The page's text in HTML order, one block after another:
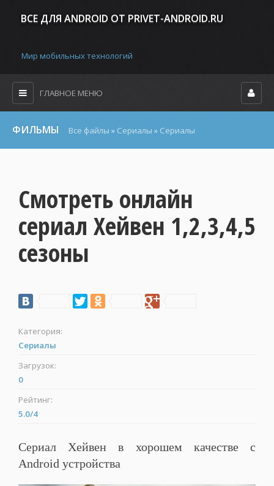
ВСЕ ДЛЯ ANDROID ОТ PRIVET-ANDROID.RU
Мир мобильных технологий
ГЛАВНОЕ МЕНЮ
ФИЛЬМЫ Все файлы » Сериалы » Сериалы
Смотреть онлайн
сериал Хейвен 1,2,3,4,5
сезоны
Категория:
Сериалы
Загрузок:
0
Рейтинг:
5.0/4
Сериал Хейвен в хорошем качестве с
Android устройства